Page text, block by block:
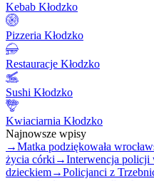
Kebab Kłodzko
Pizzeria Kłodzko
Restauracje Kłodzko
Sushi Kłodzko
Kwiaciarnia Kłodzko
Najnowsze wpisy
→Matka podziękowała
życia córki →Interwencja policji
dzieckiem→Policjanci z